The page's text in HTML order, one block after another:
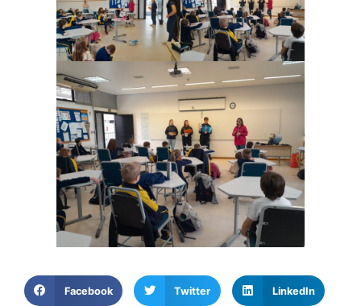
Facebook Twitter LinkedIn